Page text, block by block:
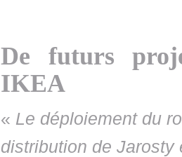
De futurs
IKEA
« Le déploiement du
distribution de